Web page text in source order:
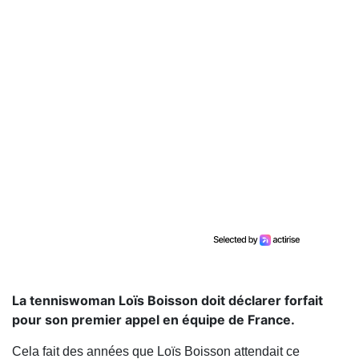
La tenniswoman Loïs Boisson doit déclarer forfait
pour son premier appel en équipe de France.
Cela fait des années que Loïs Boisson attendait ce